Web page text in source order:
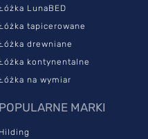
przez technologię Airforce,
wkładu, co przekłada się
Dzięki temu
roztoczy i grzybów.
i AEH
materaca SleepMed
LunaBED
tapicerowane
drewniane
kontynentalne
na wymiar
POPULARNE MARKI
Hilding